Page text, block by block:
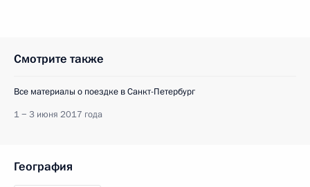
Смотрите также
Все материалы о поездке в Санкт-Петербург
1 − 3 июня 2017 года
География